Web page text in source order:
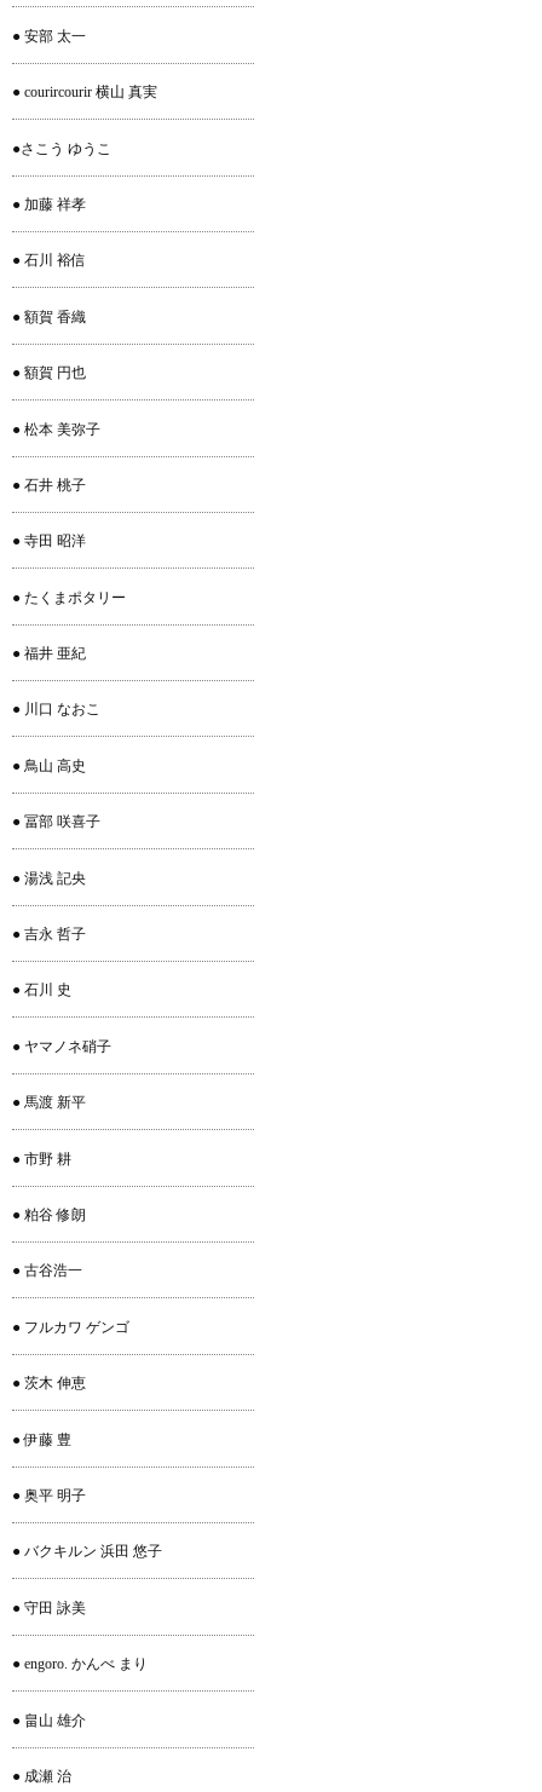
● 安部 太一
● courircourir 横山 真実
●さこう ゆうこ
● 加藤 祥孝
● 石川 裕信
● 額賀 香織
● 額賀 円也
● 松本 美弥子
● 石井 桃子
● 寺田 昭洋
● たくまポタリー
● 福井 亜紀
● 川口 なおこ
● 鳥山 高史
● 冨部 咲喜子
● 湯浅 記央
● 吉永 哲子
● 石川 史
● ヤマノネ硝子
● 馬渡 新平
● 市野 耕
● 粕谷 修朗
● 古谷浩一
● フルカワ ゲンゴ
● 茨木 伸恵
● 伊藤 豊
● 奥平 明子
● バクキルン 浜田 悠子
● 守田 詠美
● engoro. かんべ まり
● 畠山 雄介
● 成瀬 治